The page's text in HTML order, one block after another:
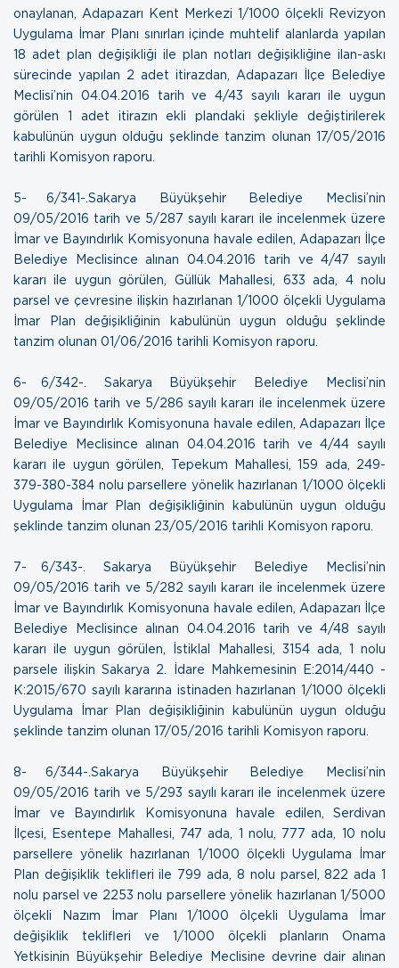
onaylanan, Adapazarı Kent Merkezi 1/1000 ölçekli Revizyon
Uygulama İmar Planı sınırları içinde muhtelif alanlarda yapılan
18 adet plan değişikliği ile plan notları değişikliğine ilan-askı
sürecinde yapılan 2 adet itirazdan, Adapazarı İlçe Belediye
Meclisi’nin 04.04.2016 tarih ve 4/43 sayılı kararı ile uygun
görülen 1 adet itirazın ekli plandaki şekliyle değiştirilerek
kabulünün uygun olduğu şeklinde tanzim olunan 17/05/2016
tarihli Komisyon raporu.
5- 6/341-.Sakarya Büyükşehir Belediye Meclisi’nin
09/05/2016 tarih ve 5/287 sayılı kararı ile incelenmek üzere
İmar ve Bayındırlık Komisyonuna havale edilen, Adapazarı İlçe
Belediye Meclisince alınan 04.04.2016 tarih ve 4/47 sayılı
kararı ile uygun görülen, Güllük Mahallesi, 633 ada, 4 nolu
parsel ve çevresine ilişkin hazırlanan 1/1000 ölçekli Uygulama
İmar Plan değişikliğinin kabulünün uygun olduğu şeklinde
tanzim olunan 01/06/2016 tarihli Komisyon raporu.
6- 6/342-. Sakarya Büyükşehir Belediye Meclisi’nin
09/05/2016 tarih ve 5/286 sayılı kararı ile incelenmek üzere
İmar ve Bayındırlık Komisyonuna havale edilen, Adapazarı İlçe
Belediye Meclisince alınan 04.04.2016 tarih ve 4/44 sayılı
kararı ile uygun görülen, Tepekum Mahallesi, 159 ada, 249-
379-380-384 nolu parsellere yönelik hazırlanan 1/1000 ölçekli
Uygulama İmar Plan değişikliğinin kabulünün uygun olduğu
şeklinde tanzim olunan 23/05/2016 tarihli Komisyon raporu.
7- 6/343-. Sakarya Büyükşehir Belediye Meclisi’nin
09/05/2016 tarih ve 5/282 sayılı kararı ile incelenmek üzere
İmar ve Bayındırlık Komisyonuna havale edilen, Adapazarı İlçe
Belediye Meclisince alınan 04.04.2016 tarih ve 4/48 sayılı
kararı ile uygun görülen, İstiklal Mahallesi, 3154 ada, 1 nolu
parsele ilişkin Sakarya 2. İdare Mahkemesinin E:2014/440 -
K:2015/670 sayılı kararına istinaden hazırlanan 1/1000 ölçekli
Uygulama İmar Plan değişikliğinin kabulünün uygun olduğu
şeklinde tanzim olunan 17/05/2016 tarihli Komisyon raporu.
8- 6/344-.Sakarya Büyükşehir Belediye Meclisi’nin
09/05/2016 tarih ve 5/293 sayılı kararı ile incelenmek üzere
İmar ve Bayındırlık Komisyonuna havale edilen, Serdivan
İlçesi, Esentepe Mahallesi, 747 ada, 1 nolu, 777 ada, 10 nolu
parsellere yönelik hazırlanan 1/1000 ölçekli Uygulama İmar
Plan değişiklik teklifleri ile 799 ada, 8 nolu parsel, 822 ada 1
nolu parsel ve 2253 nolu parsellere yönelik hazırlanan 1/5000
ölçekli Nazım İmar Planı 1/1000 ölçekli Uygulama İmar
değişiklik teklifleri ve 1/1000 ölçekli planların Onama
Yetkisinin Büyükşehir Belediye Meclisine devrine dair alınan